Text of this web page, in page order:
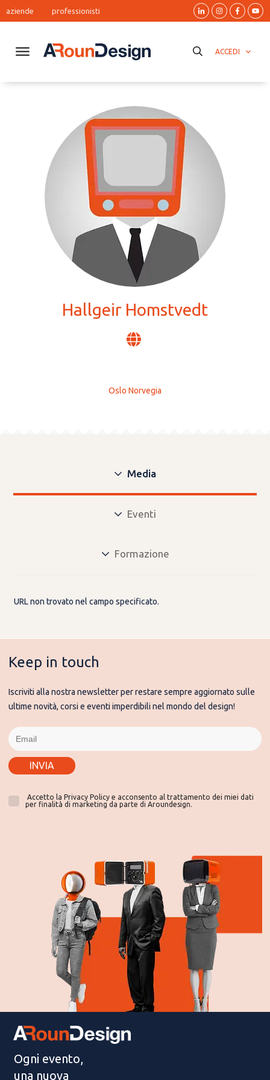
aziende professionisti
ACCEDI
Hallgeir Homstvedt
Oslo Norvegia
Media
Eventi
Formazione
URL non trovato nel campo specificato.
Keep in touch
Iscriviti alla nostra newsletter per restare sempre aggiornato sulle
ultime novità, corsi e eventi imperdibili nel mondo del design!
INVIA
Accetto la Privacy Policy e acconsento al trattamento dei miei dati
per finalità di marketing da parte di Aroundesign.
Ogni evento,
una nuova